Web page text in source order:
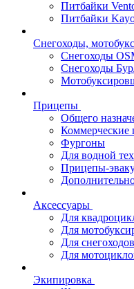
Питбайки
Питбайки
Снегоходы,
Снегоходы
Снегоходы
Прицепы
Общего
Коммерческие
Фургоны
Для водной
Прицепы-
Аксессуары
Для
Для
Для снегоходов
Для
Экипировка